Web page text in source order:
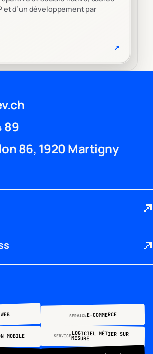
et d’un développement par
↗
89
86, 1920 Martigny
SERVICEE-COMMERCE
MOBILE SERVICELOGICIEL MÉTIER SUR
MESURE